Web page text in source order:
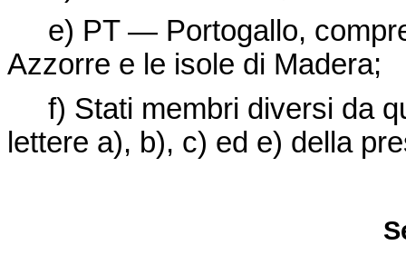
e) PT — Portogallo,
Azzorre e le isole di Madera;
f) Stati membri diversi da
lettere a), b), c) ed e) della